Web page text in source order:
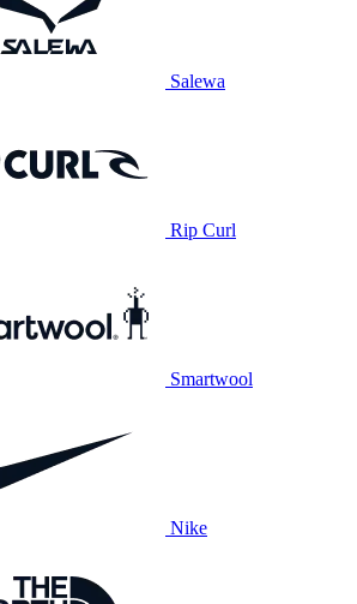
Salewa
Rip Curl
Smartwool
Nike